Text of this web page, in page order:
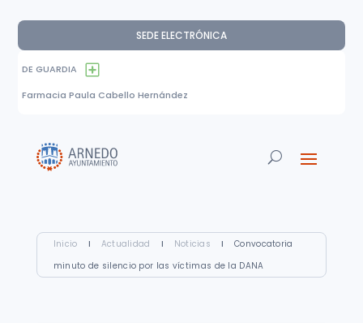
SEDE ELECTRÓNICA
DE GUARDIA
Farmacia Paula Cabello Hernández
Inicio I Actualidad I Noticias I
Convocatoria
minuto de silencio por las víctimas de la DANA